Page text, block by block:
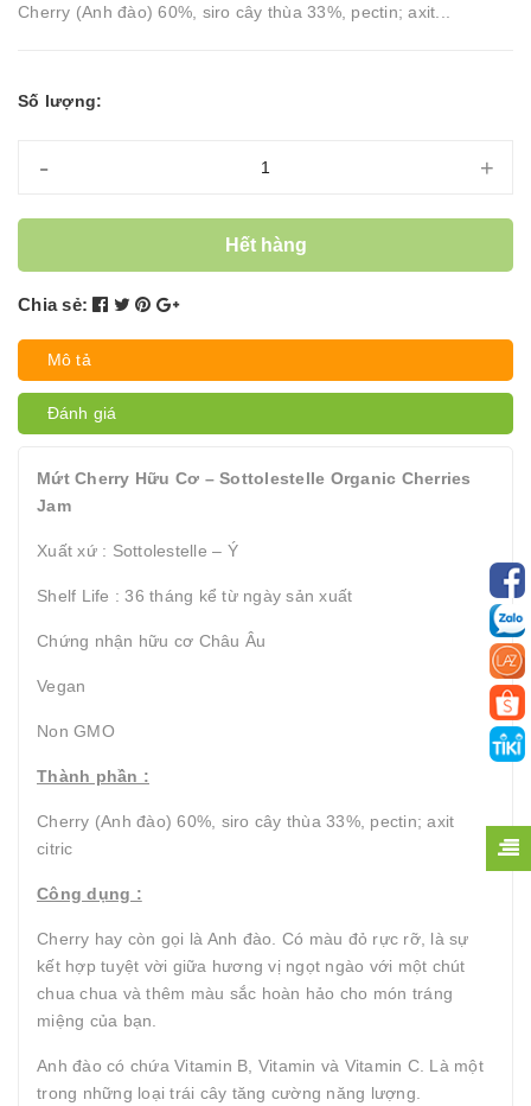
Cherry (Anh đào) 60%, siro cây thùa 33%, pectin; axit...
Số lượng:
- +
Hết hàng
Chia sẻ:
Mô tả
Đánh giá
Mứt Cherry Hữu Cơ – Sottolestelle Organic Cherries
Jam
Xuất xứ : Sottolestelle – Ý
Shelf Life : 36 tháng kể từ ngày sản xuất
Chứng nhận hữu cơ Châu Âu
Vegan
Non GMO
Thành phần :
Cherry (Anh đào) 60%, siro cây thùa 33%, pectin; axit
citric
Công dụng :
Cherry hay còn gọi là Anh đào. Có màu đỏ rực rỡ, là sự
kết hợp tuyệt vời giữa hương vị ngọt ngào với một chút
chua chua và thêm màu sắc hoàn hảo cho món tráng
miệng của bạn.
Anh đào có chứa Vitamin B, Vitamin và Vitamin C. Là một
trong những loại trái cây tăng cường năng lượng.